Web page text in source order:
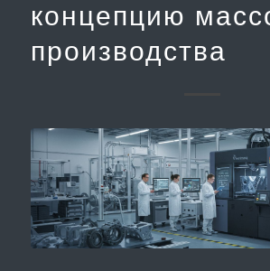
концепцию
производства